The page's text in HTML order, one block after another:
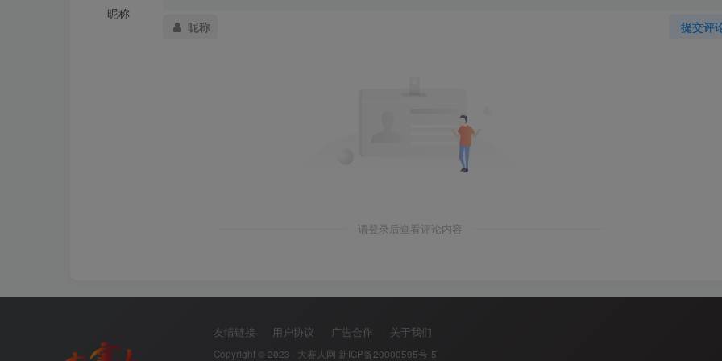
昵称
提交评
昵称
请登录后查看评论内容
友情链接 用户协议 广告合作 关于我们
Copyright © 2023 · 大赛人网 新ICP备20000595号-5